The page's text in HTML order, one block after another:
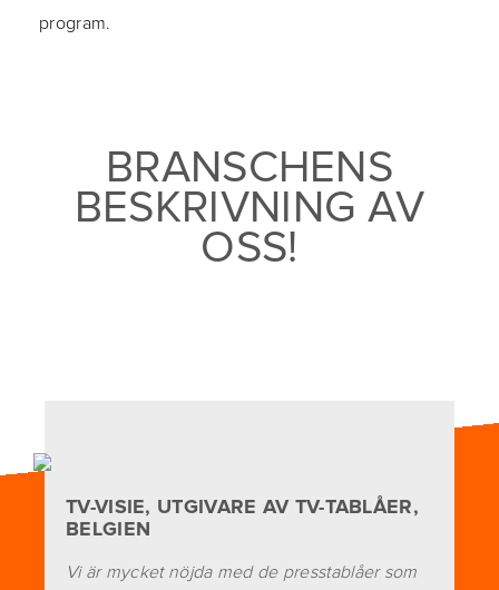
program.
BRANSCHENS
BESKRIVNING AV
OSS!
TV-VISIE, UTGIVARE AV TV-TABLÅER,
BELGIEN
Vi är mycket nöjda med de presstablåer som